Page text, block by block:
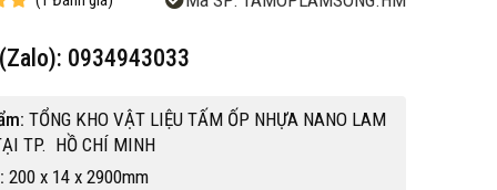
0934943033
TỔNG KHO VẬT LIỆU TẤM ỐP NHỰA NANO LAM
TP. HỒ CHÍ MINH
200 x 14 x 2900mm